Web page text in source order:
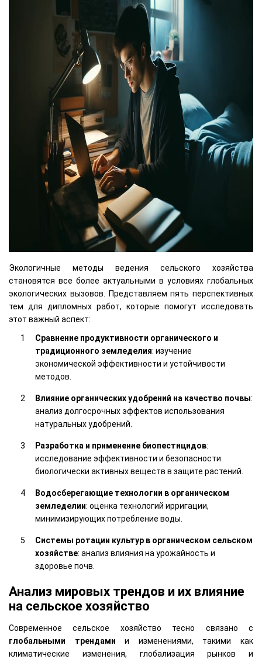
Экологичные методы ведения сельского хозяйства
становятся все более актуальными в условиях глобальных
экологических вызовов. Представляем пять перспективных
тем для дипломных работ, которые помогут исследовать
этот важный аспект:
Сравнение продуктивности органического и
традиционного земледелия: изучение
экономической эффективности и устойчивости
методов.
Влияние органических удобрений на качество почвы:
анализ долгосрочных эффектов использования
натуральных удобрений.
Разработка и применение биопестицидов:
исследование эффективности и безопасности
биологически активных веществ в защите растений.
Водосберегающие технологии в органическом
земледелии: оценка технологий ирригации,
минимизирующих потребление воды.
Системы ротации культур в органическом сельском
хозяйстве: анализ влияния на урожайность и
здоровье почв.
Анализ мировых трендов и их влияние
на сельское хозяйство
Современное сельское хозяйство тесно связано с
глобальными трендами и изменениями, такими как
климатические изменения, глобализация рынков и